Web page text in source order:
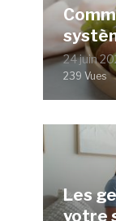
24 juin
239 Vues
Les
votre